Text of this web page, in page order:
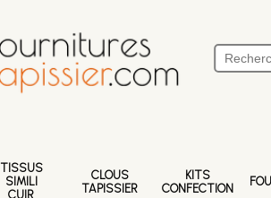
TISSUS
SIMILI
CUIR
CLOUS
TAPISSIER
KITS
CONFECTION